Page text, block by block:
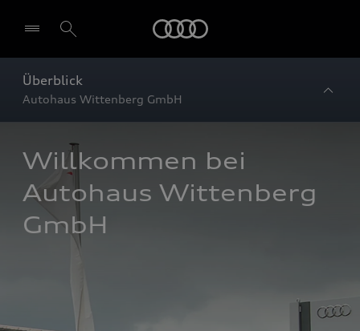
Überblick
Autohaus Wittenberg GmbH
Willkommen bei
Autohaus Wittenberg
GmbH